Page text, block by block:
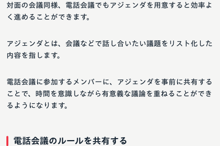
対面の会議同様、電話会議でもアジェンダを用意すると効率よ
く進めることができます。
アジェンダとは、会議などで話し合いたい議題をリスト化した
内容を指します。
電話会議に参加するメンバーに、アジェンダを事前に共有する
ことで、時間を意識しながら有意義な議論を重ねることができ
るようになります。
電話会議のルールを共有する